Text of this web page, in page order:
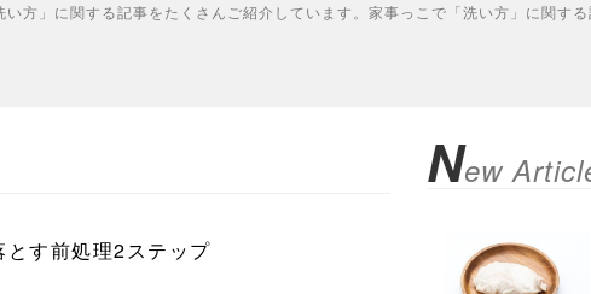
方」に関する記事をたくさんご紹介しています。家事っこで「洗い方」に関する
す前処理2ステップ
New